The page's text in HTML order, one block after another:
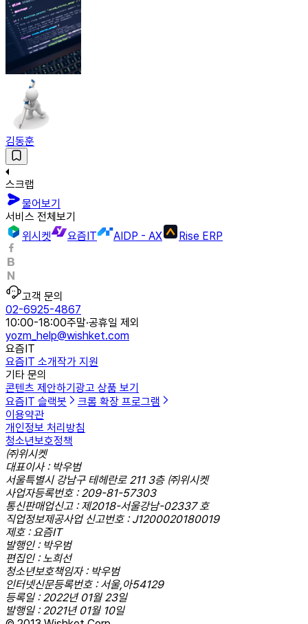
김동훈
스크랩
물어보기
서비스 전체보기
위시켓
요즘IT AIDP - AX Rise ERP
고객 문의
02-6925-4867
10:00-18:00주말·공휴일 제외
yozm_help@wishket.com
요즘IT
요즘IT 소개작가 지원
기타 문의
콘텐츠 제안하기 광고 상품 보기
요즘IT 슬랙봇
크롬 확장 프로그램
이용약관
개인정보 처리방침
청소년보호정책
㈜위시켓
대표이사 : 박우범
서울특별시 강남구 테헤란로 211 3층 ㈜위시켓
사업자등록번호 : 209-81-57303
통신판매업신고 : 제2018-서울강남-02337 호
직업정보제공사업 신고번호 : J1200020180019
제호 : 요즘IT
발행인 : 박우범
편집인 : 노희선
청소년보호책임자 : 박우범
인터넷신문등록번호 : 서울,아54129
등록일 : 2022년 01월 23일
발행일 : 2021년 01월 10일